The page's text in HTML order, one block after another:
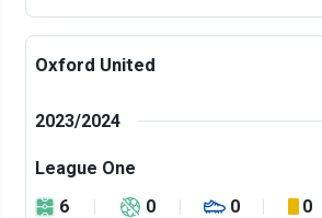
Oxford United
2023/2024
League One
6
0 0 0